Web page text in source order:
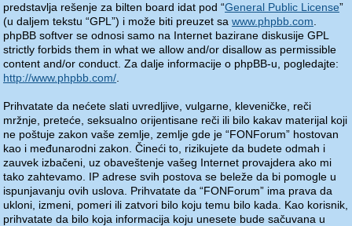
predstavlja rešenje za bilten board idat pod “General Public License”
(u daljem tekstu “GPL”) i može biti preuzet sa www.phpbb.com
phpBB softver se odnosi samo na Internet bazirane diskusije GPL
strictly forbids them in what we allow and/or disallow as permissible
content and/or conduct. Za dalje informacije o phpBB-u, pogledajte:
http://www.phpbb.com/
Prihvatate da nećete slati uvredljive, vulgarne, kleveničke, reči
mržnje, preteće, seksualno orijentisane reči ili bilo kakav materijal koji
ne poštuje zakon vaše zemlje, zemlje gde je “FONForum” hostovan
kao i međunarodni zakon. Čineći to, rizikujete da budete odmah i
zauvek izbačeni, uz obaveštenje vašeg Internet provajdera ako mi
tako zahtevamo. IP adrese svih postova se beleže da bi pomogle u
ispunjavanju ovih uslova. Prihvatate da “FONForum” ima prava da
ukloni, izmeni, pomeri ili zatvori bilo koju temu bilo kada. Kao korisnik,
prihvatate da bilo koja informacija koju unesete bude sačuvana u